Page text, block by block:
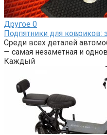
Другое 0
Подпятники для
Среди всех деталей
— самая незаметная и
Каждый